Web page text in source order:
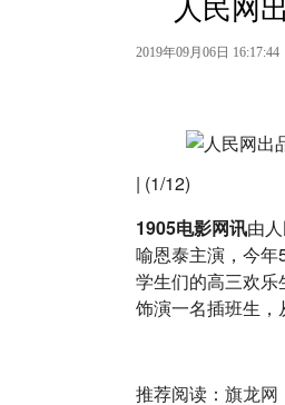
人民网
2019年09月06日
| (1/12)
1905电影网讯由
喻恩泰主演，今
学生们的高三欢
饰演一名插班生，
推荐阅读： 旗龙网